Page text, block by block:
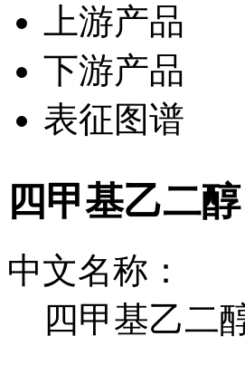
上游产品
下游产品
表征图谱
四甲基乙二
中文名称：
四甲基乙二